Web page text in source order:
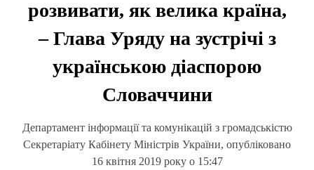
розвивати, як велика країна,
– Глава Уряду на зустрічі з
українською діаспорою
Словаччини
Департамент інформації та комунікацій з громадськістю
Секретаріату Кабінету Міністрів України, опубліковано
16 квітня 2019 року о 15:47